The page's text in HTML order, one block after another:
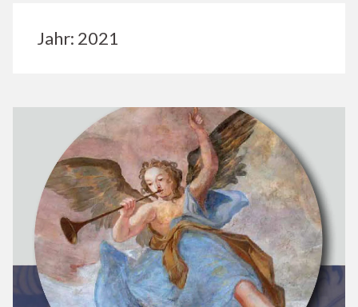
Jahr: 2021